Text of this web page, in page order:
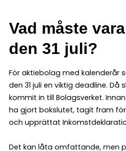
Vad måste
den 31 juli?
För aktiebolag med kalenderår
den 31 juli en viktig deadline. Då
kommit in till Bolagsverket.
ha gjort bokslutet, tagit fram
och upprättat
Det kan låta omfattande, men